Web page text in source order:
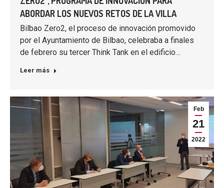
ABORDAR LOS NUEVOS RETOS DE LA VILLA
Bilbao Zero2, el proceso de innovación promovido
por el Ayuntamiento de Bilbao, celebraba a finales
de febrero su tercer Think Tank en el edificio…
Leer más
Feb
21
2022